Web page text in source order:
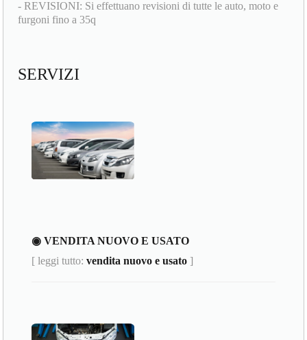
- REVISIONI: Si effettuano revisioni di tutte le auto, moto e
furgoni fino a 35q
SERVIZI
◉ VENDITA NUOVO E USATO
[ leggi tutto:vendita nuovo e usato ]